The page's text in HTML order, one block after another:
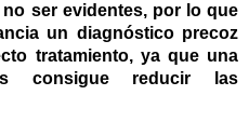
ser evidentes, por lo que
un diagnóstico precoz
tratamiento, ya que una
consigue reducir las